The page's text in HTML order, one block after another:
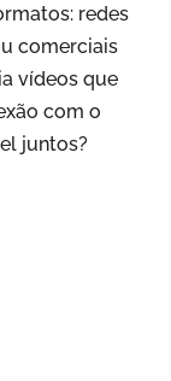
redes
comerciais
vídeos que
com o
juntos?